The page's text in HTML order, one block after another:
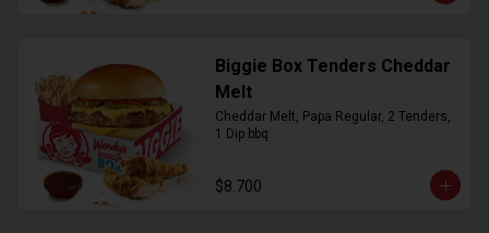
Biggie Box Tenders Cheddar
Melt
Cheddar Melt, Papa Regular, 2 Tenders,
1 Dip bbq
$8.700